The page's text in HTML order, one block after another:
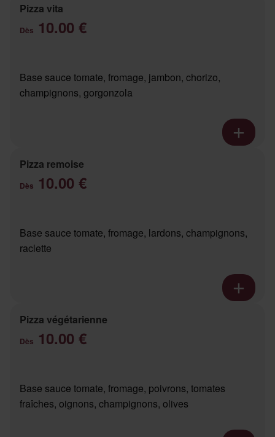
Pizza vita
Dès 10.00 €
Base sauce tomate, fromage, jambon, chorizo,
champignons, gorgonzola
Pizza remoise
Dès 10.00 €
Base sauce tomate, fromage, lardons, champignons,
raclette
Pizza végétarienne
Dès 10.00 €
Base sauce tomate, fromage, poivrons, tomates
fraîches, oignons, champignons, olives